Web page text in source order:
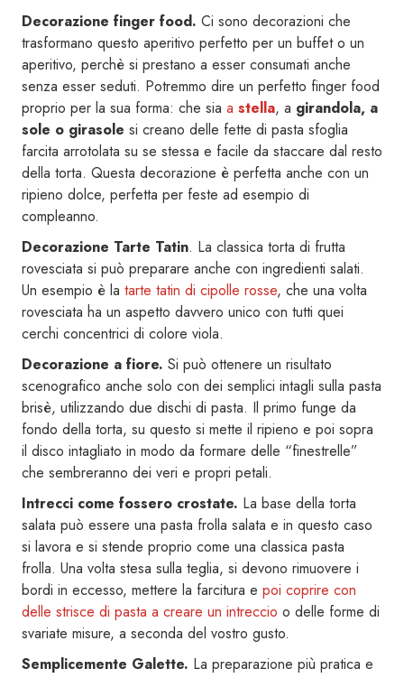
Decorazione finger food. Ci sono decorazioni che
trasformano questo aperitivo perfetto per un buffet o un
aperitivo, perchè si prestano a esser consumati anche
senza esser seduti. Potremmo dire un perfetto finger food
proprio per la sua forma: che sia a stella, a girandola, a
sole o girasole si creano delle fette di pasta sfoglia
farcita arrotolata su se stessa e facile da staccare dal resto
della torta. Questa decorazione è perfetta anche con un
ripieno dolce, perfetta per feste ad esempio di
compleanno.
Decorazione Tarte Tatin. La classica torta di frutta
rovesciata si può preparare anche con ingredienti salati.
Un esempio è la tarte tatin di cipolle rosse, che una volta
rovesciata ha un aspetto davvero unico con tutti quei
cerchi concentrici di colore viola.
Decorazione a fiore. Si può ottenere un risultato
scenografico anche solo con dei semplici intagli sulla pasta
brisè, utilizzando due dischi di pasta. Il primo funge da
fondo della torta, su questo si mette il ripieno e poi sopra
il disco intagliato in modo da formare delle “finestrelle”
che sembreranno dei veri e propri petali.
Intrecci come fossero crostate. La base della torta
salata può essere una pasta frolla salata e in questo caso
si lavora e si stende proprio come una classica pasta
frolla. Una volta stesa sulla teglia, si devono rimuovere i
bordi in eccesso, mettere la farcitura e poi coprire con
delle strisce di pasta a creare un intreccio o delle forme di
svariate misure, a seconda del vostro gusto.
Semplicemente Galette. La preparazione più pratica e